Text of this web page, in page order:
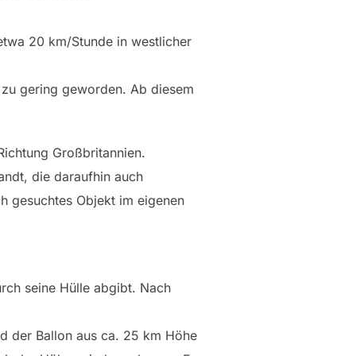
20 km/Stunde in westlicher
gering geworden. Ab diesem
Großbritannien.
die daraufhin auch
gesuchtes Objekt im eigenen
seine Hülle abgibt. Nach
der Ballon aus ca. 25 km Höhe